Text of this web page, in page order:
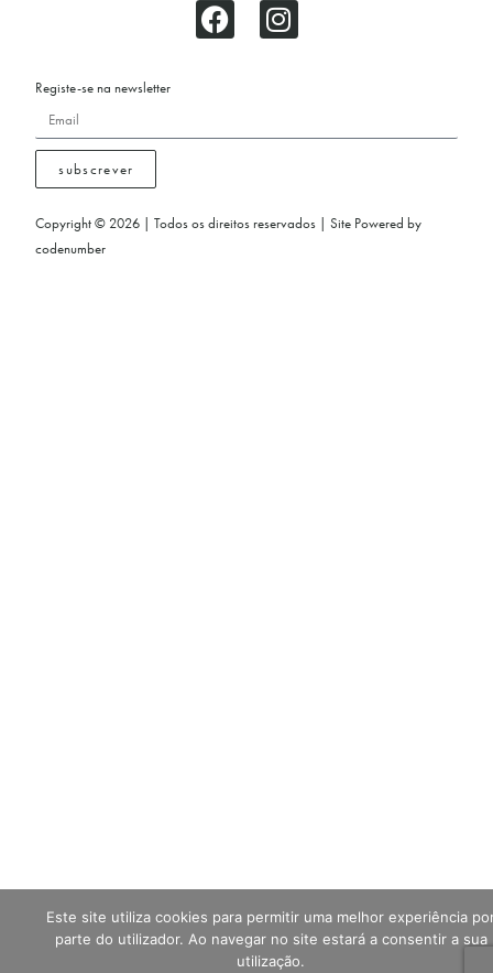
Registe-se na newsletter
subscrever
Copyright © 2026 | Todos os direitos reservados | Site Powered by
codenumber
Este site utiliza cookies para permitir uma melhor experiência
parte do utilizador. Ao navegar no site estará a consentir a sua
utilização.